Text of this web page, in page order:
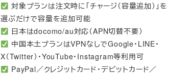
対象プランは注文時に「チャージ（容量追加）」を
選ぶだけで容量を追加可能
日本はdocomo/au対応（APN切替不要）
中国本土プランはVPNなしでGoogle・LINE・
X（Twitter）・YouTube・Instagram等利用可
PayPal／クレジットカード・デビットカード／